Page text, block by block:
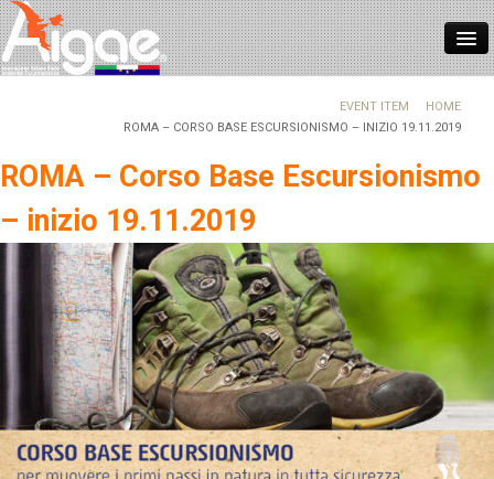
ASSOCIARSI
NORMATIVE
FORMAZIONE
REGISTRO ITALIANO GUIDE
CONTATTI
NEWS
LOGIN
HOME
EVENT ITEM
ROMA – CORSO BASE ESCURSIONISMO – INIZIO 19.11.2019
ROMA – Corso Base Escursionismo
– inizio 19.11.2019